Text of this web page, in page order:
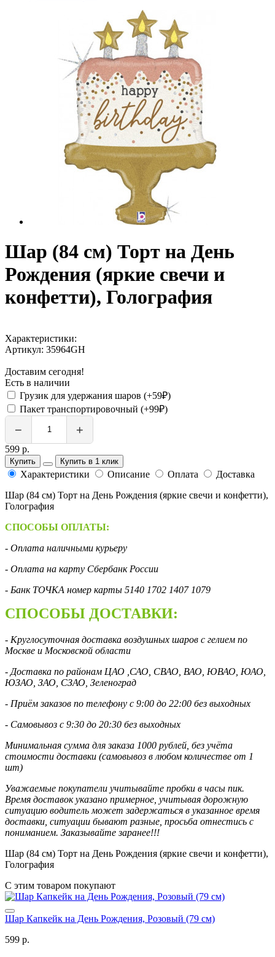
Шар (84 см) Торт на День
Рождения (яркие свечи и
конфетти), Голография
Характеристики:
Артикул: 35964GH
Доставим сегодня!
Есть в наличии
Грузик для удержания шаров (+59₽)
Пакет транспортировочный (+99₽)
− +
599 р.
Купить Купить в 1 клик
Характеристики Описание Оплата
Доставка
Шар (84 см) Торт на День Рождения (яркие свечи и конфетти),
Голография
СПОСОБЫ ОПЛАТЫ:
- Оплата наличными курьеру
- Оплата на карту Сбербанк России
- Банк ТОЧКА номер карты 5140 1702 1407 1079
СПОСОБЫ ДОСТАВКИ:
- Круглосуточная доставка воздушных шаров с гелием по
Москве и Московской области
- Доставка по районам ЦАО ,САО, СВАО, ВАО, ЮВАО, ЮАО,
ЮЗАО, ЗАО, СЗАО, Зеленоград
- Приём заказов по телефону с 9:00 до 22:00 без выходных
- Самовывоз с 9:30 до 20:30 без выходных
Минимальная сумма для заказа 1000 рублей, без учёта
стоимости доставки (самовывоз в любом количестве от 1
шт)
Уважаемые покупатели учитывайте пробки в часы пик.
Время доставок указано примерное, учитывая дорожную
ситуацию водитель может задержаться в указанное время
доставки, ситуации бывают разные, просьба отнестись с
пониманием. Заказывайте заранее!!!
Шар (84 см) Торт на День Рождения (яркие свечи и конфетти),
Голография
С этим товаром покупают
Шар Капкейк на День Рождения, Розовый (79 см)
599 р.